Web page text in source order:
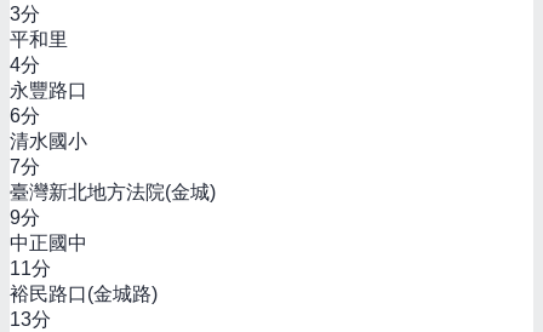
3分
平和里
4分
永豐路口
6分
清水國小
7分
臺灣新北地方法院(金城)
9分
中正國中
11分
裕民路口(金城路)
13分